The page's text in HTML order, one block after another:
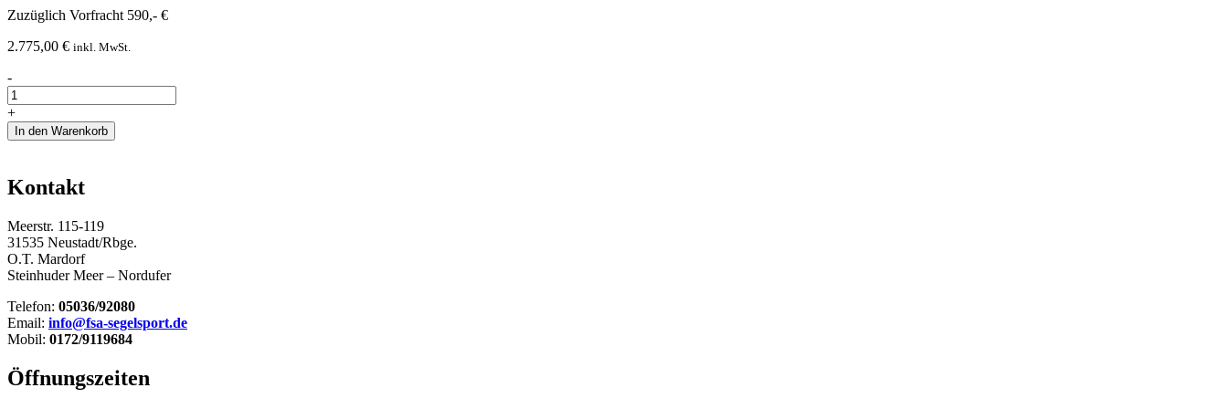
Zuzüglich Vorfracht 590,- €
2.775,00 € inkl. MwSt.
Mast
inkl.
Beschlägen
Menge
-
+
In den Warenkorb
Kontakt
Meerstr. 115-119
31535 Neustadt/Rbge.
O.T. Mardorf
Steinhuder Meer – Nordufer
Telefon: 05036/92080
Email: info@fsa-segelsport.de
Mobil: 0172/9119684
Öffnungszeiten